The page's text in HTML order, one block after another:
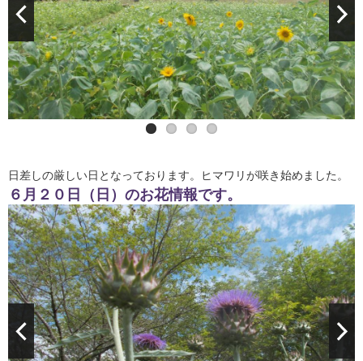
日差しの厳しい日となっております。ヒマワリが咲き始めました。
６月２０日（日）のお花情報です。